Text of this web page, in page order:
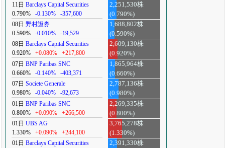
11日 Barclays Capital Securities
0.790%
-0.130% -357,600
2,251,530株
(0.790%)
08日 野村證券
0.590%
-0.010% -19,529
1,688,802株
(0.590%)
08日 Barclays Capital Securities
0.920%
+0.080% +217,800
2,609,130株
(0.920%)
07日 BNP Paribas SNC
0.660%
-0.140% -403,371
1,865,964株
(0.660%)
07日 Societe Generale
0.980%
-0.040% -92,673
2,787,136株
(0.980%)
01日 BNP Paribas SNC
0.800%
+0.090% +266,500
2,269,335株
(0.800%)
01日 UBS AG
1.330%
+0.090% +244,100
3,765,278株
(1.330%)
01日 Barclays Capital Securities
2,391,330株